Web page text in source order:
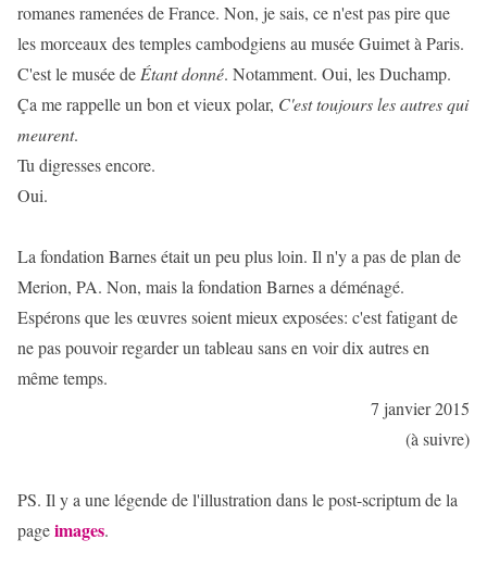
romanes ramenées de France. Non, je sais, ce n'est pas pire que
les morceaux des temples cambodgiens au musée Guimet à Paris.
C'est le musée de Étant donné. Notamment. Oui, les Duchamp.
Ça me rappelle un bon et vieux polar, C'est toujours les autres qui
meurent.
Tu digresses encore.
Oui.
La fondation Barnes était un peu plus loin. Il n'y a pas de plan de
Merion, PA. Non, mais la fondation Barnes a déménagé.
Espérons que les œuvres soient mieux exposées: c'est fatigant de
ne pas pouvoir regarder un tableau sans en voir dix autres en
même temps.
7 janvier 2015
(à suivre)
PS. Il y a une légende de l'illustration dans le post-scriptum de la
pageimages.